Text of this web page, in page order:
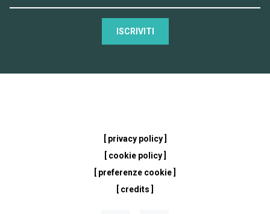
ISCRIVITI
[ privacy policy ]
[ cookie policy ]
[ preferenze cookie ]
[ credits ]